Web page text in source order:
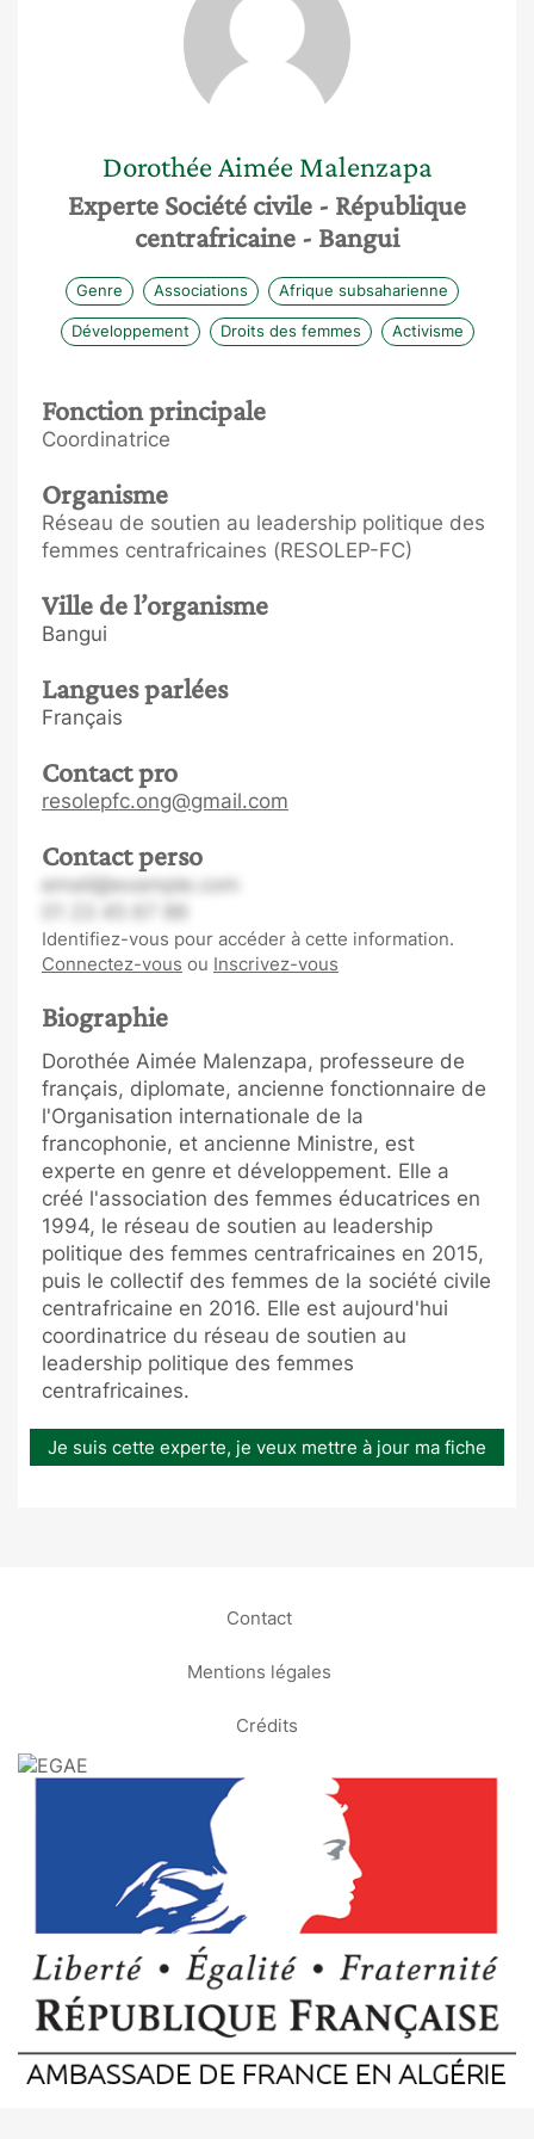
Dorothée Aimée Malenzapa
Experte Société civile - République
centrafricaine - Bangui
Genre Associations Afrique subsaharienne
Développement Droits des femmes Activisme
Fonction principale
Coordinatrice
Organisme
Réseau de soutien au leadership politique des
femmes centrafricaines (RESOLEP-FC)
Ville de l’organisme
Bangui
Langues parlées
Français
Contact pro
resolepfc.ong@gmail.com
Contact perso
email@example.com
Identifiez-vous pour accéder à cette information.
Connectez-vous ou Inscrivez-vous
Biographie
Dorothée Aimée Malenzapa, professeure de
français, diplomate, ancienne fonctionnaire de
l'Organisation internationale de la
francophonie, et ancienne Ministre, est
experte en genre et développement. Elle a
créé l'association des femmes éducatrices en
1994, le réseau de soutien au leadership
politique des femmes centrafricaines en 2015,
puis le collectif des femmes de la société civile
centrafricaine en 2016. Elle est aujourd'hui
coordinatrice du réseau de soutien au
leadership politique des femmes
centrafricaines.
Je suis cette experte, je veux mettre à jour ma fiche
Contact
Mentions légales
Crédits